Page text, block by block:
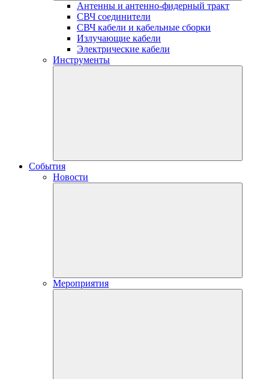
Антенны и антенно-фидерный тракт
СВЧ соединители
СВЧ кабели и кабельные сборки
Излучающие кабели
Электрические кабели
Инструменты
События
Новости
Мероприятия